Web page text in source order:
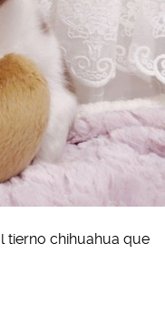
tierno chihuahua que